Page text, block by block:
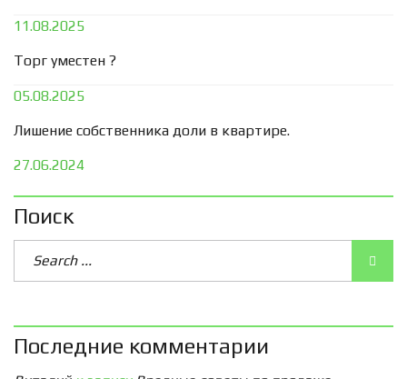
11.08.2025
Торг уместен ?
05.08.2025
Лишение собственника доли в квартире.
27.06.2024
Поиск
Последние комментарии